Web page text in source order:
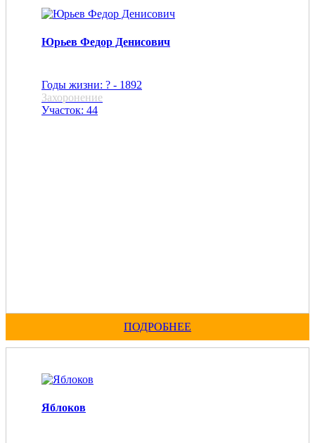
Юрьев Федор Денисович
Годы жизни: ? - 1892
Захоронение
Участок: 44
ПОДРОБНЕЕ
Яблоков